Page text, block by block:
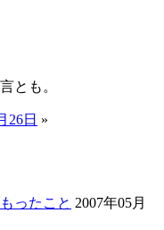
とも。
26日 »
ったこと 2007年05月